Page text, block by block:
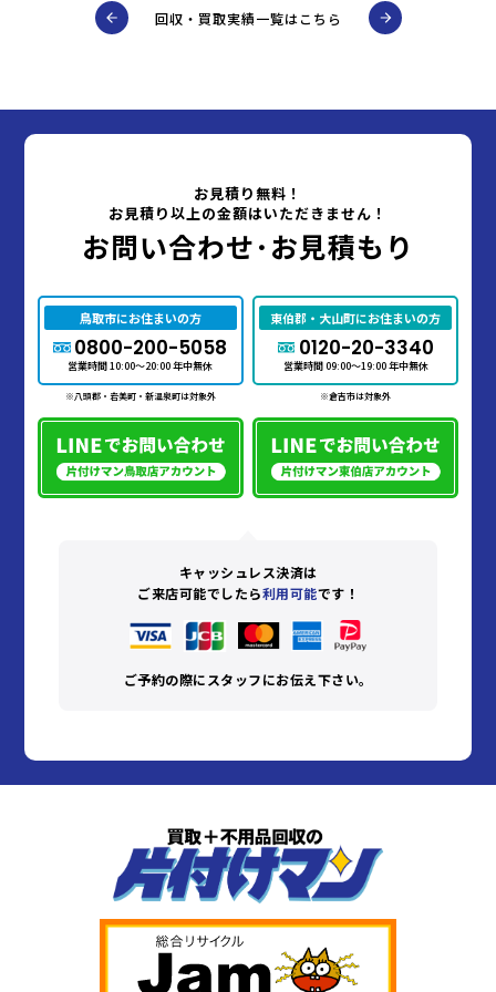
回収・買取実績一覧はこちら
お見積り無料！
お見積り以上の金額はいただきません！
お問い合わせ･お見積もり
鳥取市にお住まいの方
0800-200-5058
営業時間 10:00～20:00 年中無休
※八頭郡・岩美町・新温泉町は対象外
東伯郡・大山町にお住まいの方
0120-20-3340
営業時間 09:00～19:00 年中無休
※倉吉市は対象外
キャッシュレス決済は
ご来店可能でしたら利用可能です！
ご予約の際にスタッフにお伝え下さい。